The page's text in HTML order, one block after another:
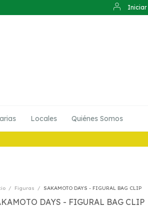
Iniciar
Locales Quiénes Somos
/ Figuras / SAKAMOTO DAYS - FIGURAL BAG CLIP
DAYS - FIGURAL BAG CLIP